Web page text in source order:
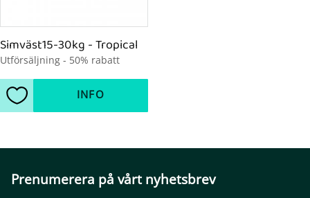
Simväst15-30kg - Tropical
Utförsäljning - 50% rabatt
Lägg till i favoriter
INFO
Prenumerera på vårt nyhetsbrev